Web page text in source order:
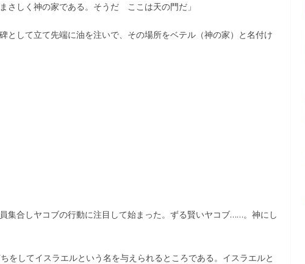
さしく神の家である。そうだ ここは天の門だ」
して立て先端に油を注いで、その場所をベテル（神の家）と名付け
集合しヤコブの行動に注目して始まった。ずる賢いヤコブ……。神にし
をしてイスラエルという名を与えられるところである。イスラエルと